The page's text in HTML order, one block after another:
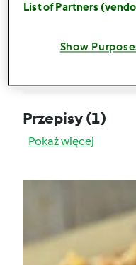
Komentarze
Przepisy(1)
Pokaż więcej
List of Partners
Show